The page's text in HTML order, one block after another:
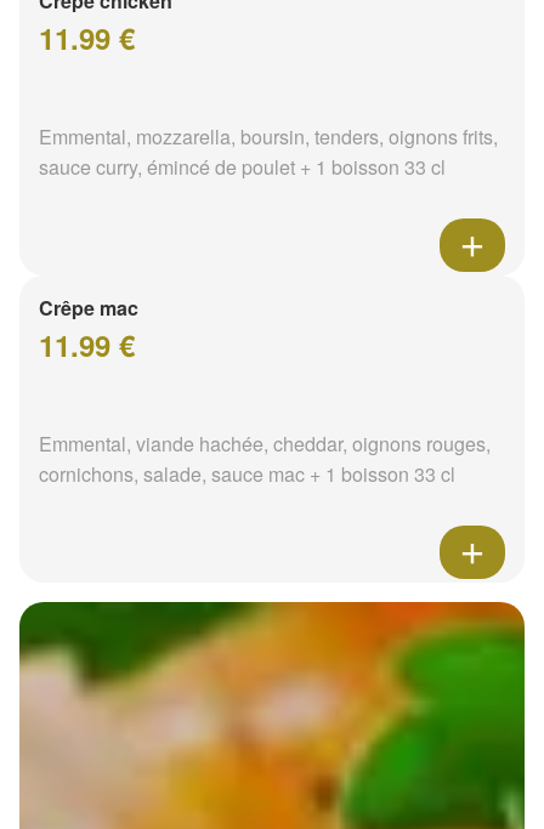
11.99 €
Emmental, mozzarella, boursin, tenders, oignons frits,
sauce curry, émincé de poulet + 1 boisson 33 cl
Crêpe mac
11.99 €
Emmental, viande hachée, cheddar, oignons rouges,
cornichons, salade, sauce mac + 1 boisson 33 cl